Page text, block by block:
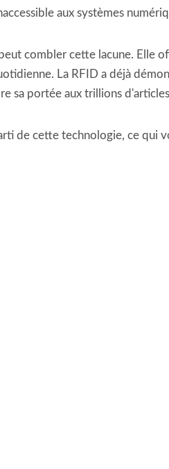
aux systèmes
combler cette lacune. Elle
La RFID a déjà
sa portée aux trillions
de cette technologie, ce qui